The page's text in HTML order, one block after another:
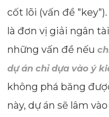
cốt lõi (vấn đề
là đơn vị giải ngân
những vấn đề nếu
dự án chỉ dựa vào ý
không phá băng
này, dự án sẽ lâm